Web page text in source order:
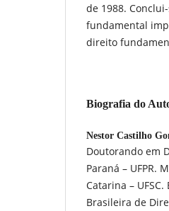
de 1988.
fundamental
direito
Biografia do
Nestor Castilho
Doutorando em
Paraná – UFPR.
Catarina –
Brasileira de